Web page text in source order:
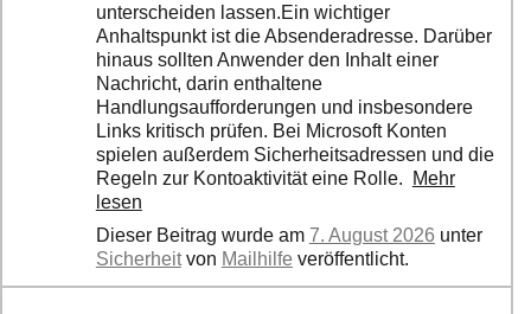
unterscheiden lassen.Ein wichtiger
Anhaltspunkt ist die Absenderadresse. Darüber
hinaus sollten Anwender den Inhalt einer
Nachricht, darin enthaltene
Handlungsaufforderungen und insbesondere
Links kritisch prüfen. Bei Microsoft Konten
spielen außerdem Sicherheitsadressen und die
Regeln zur Kontoaktivität eine Rolle.
Mehr
lesen
Dieser Beitrag wurde am 7. August 2026 unter
Sicherheit von Mailhilfe veröffentlicht.
Ihre E-Mail
Adresse:
E-Mail bestätigen